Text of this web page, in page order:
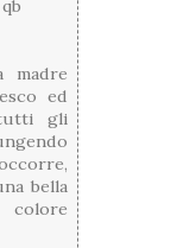
madre
ed
tutti gli
bella